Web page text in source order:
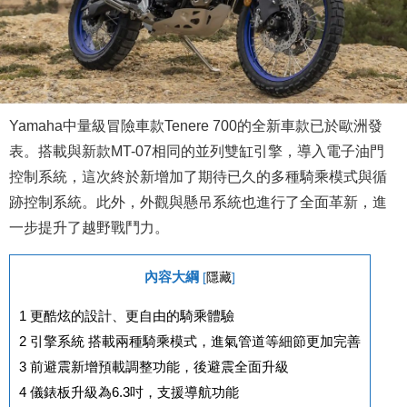
Yamaha中量級冒險車款Tenere 700的全新車款已於歐洲發
表。搭載與新款MT-07相同的並列雙缸引擎，導入電子油門
控制系統，這次終於新增加了期待已久的多種騎乘模式與循
跡控制系統。此外，外觀與懸吊系統也進行了全面革新，進
一步提升了越野戰鬥力。
內容大綱 [隱藏]
1 更酷炫的設計、更自由的騎乘體驗
2 引擎系統 搭載兩種騎乘模式，進氣管道等細節更加完善
3 前避震新增預載調整功能，後避震全面升級
4 儀錶板升級為6.3吋，支援導航功能